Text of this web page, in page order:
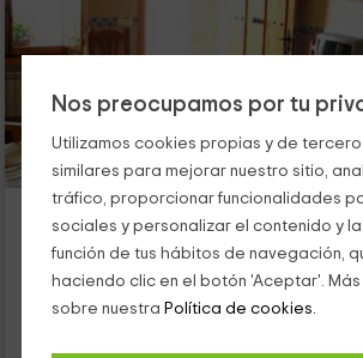
Nos preocupamos por tu
Utilizamos cookies propias y de
similares para mejorar nuestro sitio,
tráfico, proporcionar funcionalidades
sociales y personalizar el contenido y
función de tus hábitos de navegación,
haciendo clic en el botón 'Aceptar'. Más
sobre nuestra Política de cookies.
El Desván
Navalagamella, Madrid
Alquiler íntegro
1